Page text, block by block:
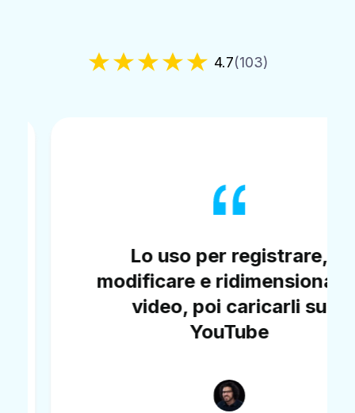
4.7(103)
Lo uso per registrare,
modificare e ridimensionare i
video, poi caricarli su
YouTube